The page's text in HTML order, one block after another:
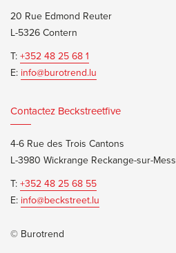
20 Rue Edmond Reuter
L-5326 Contern
T: +352 48 25 68 1
E: info@burotrend.lu
Contactez Beckstreetfive
4-6 Rue des Trois Cantons
L-3980 Wickrange Reckange-sur-Mess
T: +352 48 25 68 55
E: info@beckstreet.lu
© Burotrend